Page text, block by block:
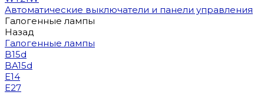
Автоматические выключатели и панели управления
Галогенные лампы
Назад
Галогенные лампы
B15d
BA15d
E14
E27